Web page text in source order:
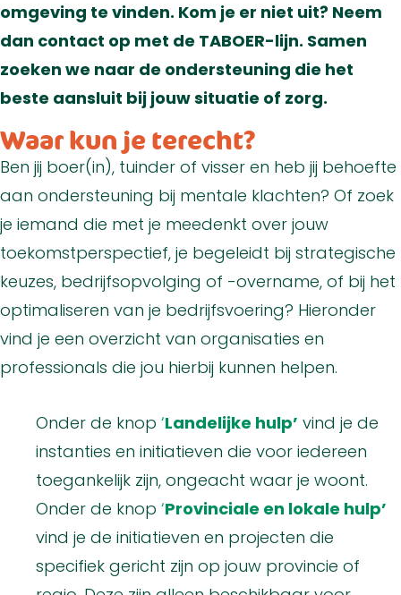
omgeving te vinden. Kom je er niet uit? Neem
dan contact op met de TABOER-lijn. Samen
zoeken we naar de ondersteuning die het
beste aansluit bij jouw situatie of zorg.
Waar kun je terecht?
Ben jij boer(in), tuinder of visser en heb jij behoefte
aan ondersteuning bij mentale klachten? Of zoek
je iemand die met je meedenkt over jouw
toekomstperspectief, je begeleidt bij strategische
keuzes, bedrijfsopvolging of -overname, of bij het
optimaliseren van je bedrijfsvoering? Hieronder
vind je een overzicht van organisaties en
professionals die jou hierbij kunnen helpen.
Onder de knop ‘Landelijke hulp’ vind je de
instanties en initiatieven die voor iedereen
toegankelijk zijn, ongeacht waar je woont.
Onder de knop ‘Provinciale en lokale hulp’
vind je de initiatieven en projecten die
specifiek gericht zijn op jouw provincie of